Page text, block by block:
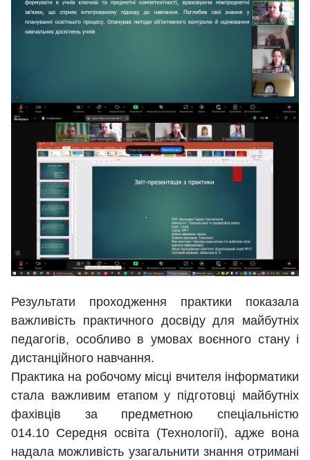
Результати проходження практики показала
важливість практичного досвіду для майбутніх
педагогів, особливо в умовах воєнного стану і
дистанційного навчання.
Практика на робочому місці вчителя інформатики
стала важливим етапом у підготовці майбутніх
фахівців за предметною спеціальністю
014.10 Середня освіта (Технології), адже вона
надала можливість узагальнити знання отримані